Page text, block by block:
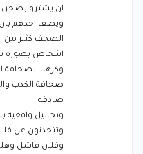
ان يشترو
ويصف احدهم بان
الصحف كثير من
اشخاص بصوره
وكرهنا الصحافة
صحافة الكذب
صادقه
وتحاليل
وتتحدثون عن
وفلان فاشل